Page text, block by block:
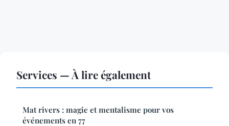
Services — À lire également
Mat rivers : magie et mentalisme pour vos
événements en 77